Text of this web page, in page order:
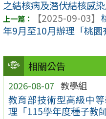
相關公告
2026-08-07 教學組
教育部技術型高級中
理「115學年度種子教
之結核病及潛伏結核感
【2025-09-03】
年9月至10月辦理「桃園